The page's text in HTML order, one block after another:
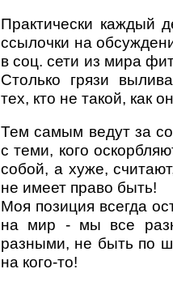
Практически каждый
ссылочки на
в соц. сети из мира
Столько грязи
тех, кто не такой, как
Тем самым ведут за
с теми, кого
собой, а хуже,
не имеет право быть!
Моя позиция всегда
на мир - мы все
разными, не быть по
на кого-то!